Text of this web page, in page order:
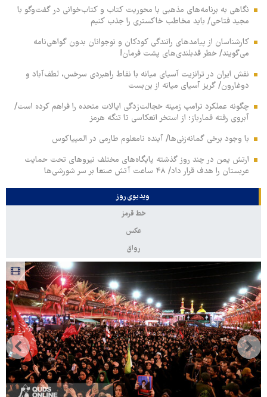
نگاهی به برنامه‌های مذهبی با محوریت کتاب و کتاب‌خوانی در گفت‌وگو با
مجید فتاحی/ باید مخاطب خاکستری را جذب کنیم
کارشناسان از پیامدهای رانندگی کودکان و نوجوانان بدون گواهی‌نامه
می‌گویند/ خطر قدبلندی‌های پشت فرمان!
نقش ایران در ترانزیت آسیای میانه با نقاط راهبردی سرخس، لطف‌آباد و
دوغارون/ گریز آسیای میانه از بن‌بست
چگونه عملکرد ترامپ زمینه خجالت‌زدگی ایالات متحده را فراهم کرده است/
آبروی رفته قمارباز؛ از استخر انعکاسی تا تنگه هرمز
با وجود برخی گمانه‌زنی‌ها/ آینده نامعلوم طارمی در المپیاکوس
ارتش یمن در چند روز گذشته پایگاه‌های مختلف نیروهای تحت حمایت
عربستان را هدف قرار داد/ ۴۸ ساعت آتش صنعا بر سر شورشی‌ها
ویدیوی روز
خط قرمز
عکس
رواق